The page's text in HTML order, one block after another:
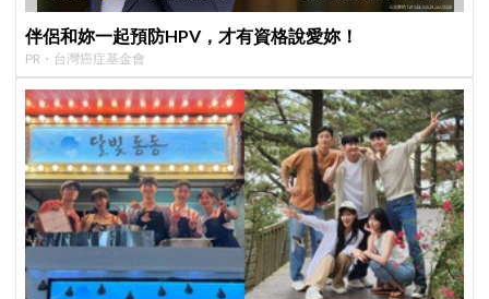
伴侶和妳一起預防HPV，才有資格說愛妳！
PR・台灣癌症基金會